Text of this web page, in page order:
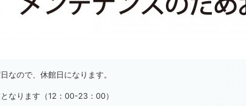
なので、休館日になります。
なります（12：00-23：00）